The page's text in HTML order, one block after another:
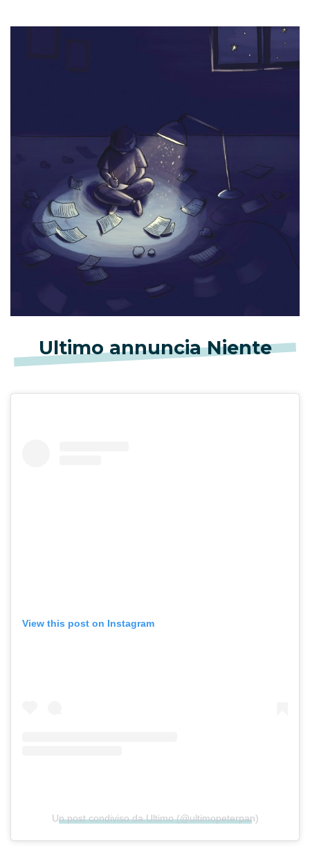
Ultimo annuncia Niente
View this post on Instagram
Un post condiviso da Ultimo (@ultimopeterpan)